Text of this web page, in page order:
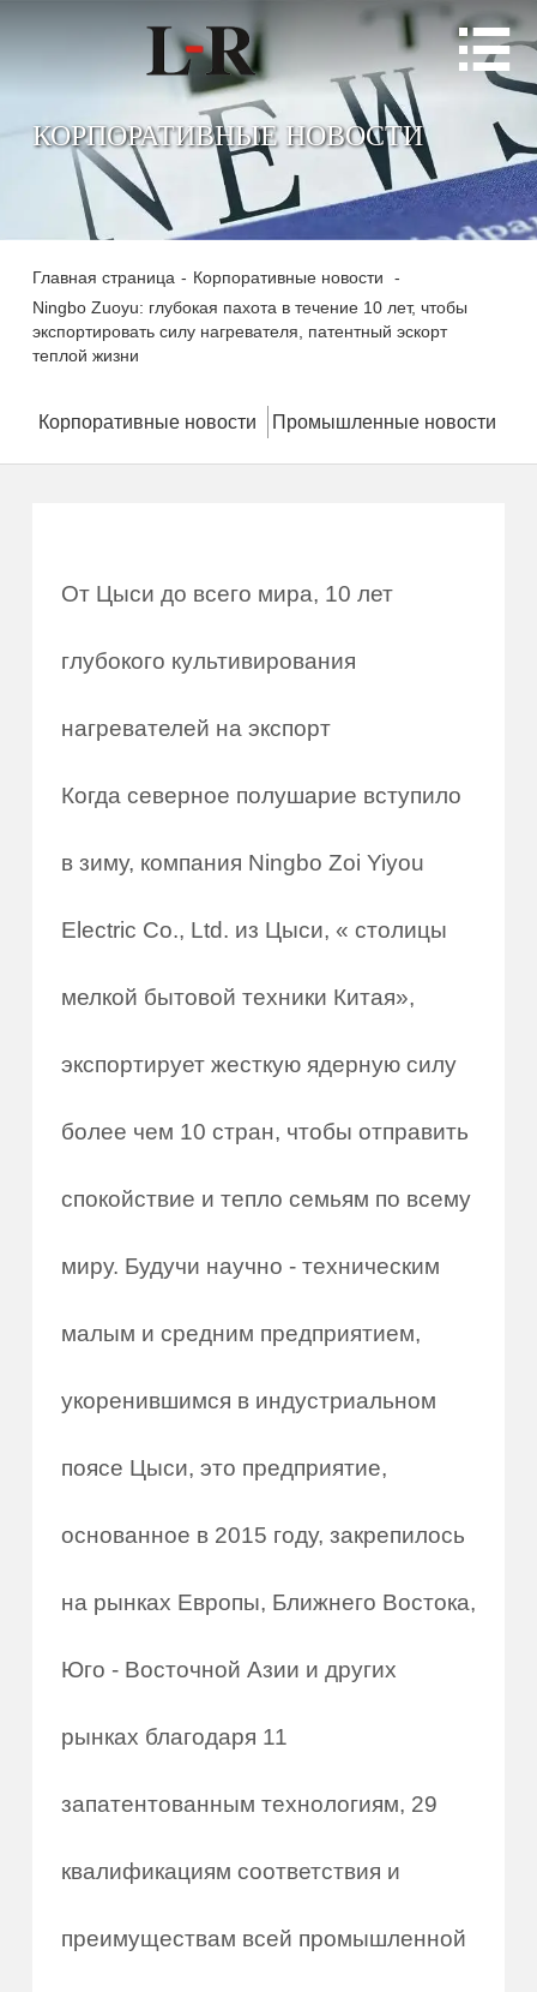

КОРПОРАТИВНЫЕ НОВОСТИ
Главная страница - Корпоративные новости
-
Ningbo Zuoyu: глубокая пахота в течение 10 лет, чтобы
экспортировать силу нагревателя, патентный эскорт
теплой жизни
Корпоративные новости Промышленные новости
От Цыси до всего мира, 10 лет
глубокого культивирования
нагревателей на экспорт
Когда северное полушарие вступило
в зиму, компания Ningbo Zoi Yiyou
Electric Co., Ltd. из Цыси, « столицы
мелкой бытовой техники Китая»,
экспортирует жесткую ядерную силу
более чем 10 стран, чтобы отправить
спокойствие и тепло семьям по всему
миру. Будучи научно - техническим
малым и средним предприятием,
укоренившимся в индустриальном
поясе Цыси, это предприятие,
основанное в 2015 году, закрепилось
на рынках Европы, Ближнего Востока,
Юго - Восточной Азии и других
рынках благодаря 11
запатентованным технологиям, 29
квалификациям соответствия и
преимуществам всей промышленной